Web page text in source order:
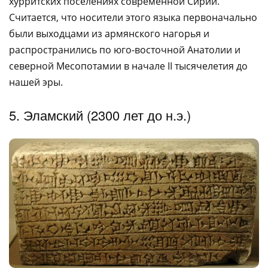
Считается, что носители этого языка первоначально
были выходцами из армянского нагорья и
распространились по юго-восточной Анатолии и
северной Месопотамии в начале II тысячелетия до
нашей эры.
5. Эламский (2300 лет до н.э.)